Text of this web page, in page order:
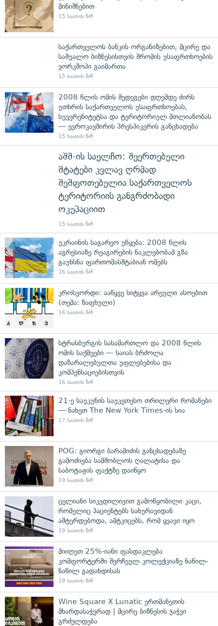
მინიშნებით
15 საათის წინ
საქართველოს ბანკის ორგანიზებით, მცირე და
საშუალო ბიზნესისთვის შრომის უსაფრთხოების
ვორკშოპი გაიმართა
15 საათის წინ
2008 წლის ომის შედეგები დღემდე ძირს
უთხრის საქართველოს უსაფრთხოებას,
სუვერენიტეტსა და ტერიტორიულ მთლიანობას
— ევროკავშირის პრესპიკერის განცხადება
15 საათის წინ
აშშ-ის საელჩო: შეერთებული
შტატები კვლავ ღრმად
შეშფოთებულია საქართველოს
ტერიტორიის განგრძობადი
ოკუპაციით
15 საათის წინ
უკრაინის საგარეო უწყება: 2008 წლის
აგრესიაზე რეაგირების ნაკლებობამ გზა
გაუხსნა ფართომასშტაბიან ომებს
16 საათის წინ
კროსვორდი: ააწყვე სიტყვა არეული ასოებით
(თემა: ზაფხული)
16 საათის წინ
სტრასბურგის სასამართლო და 2008 წლის
ომის საქმეები — საიას ბრძოლა
დაზარალებულთა უფლებებისა და
კომპენსაციებისთვის
16 საათის წინ
21-ე საუკუნის საუკეთესო თრილერი რომანები
— ნახეთ The New York Times-ის სია
17 საათის წინ
POG: გიორგი ბარამიძის განცხადებაზე
გამოძიება სამშობლოს ღალატისა და
საბოტაჟის ფაქტზე დაიწყო
19 საათის წინ
ცელიანი სიკვდილივით გამოწყობილი კაცი,
რომელიც პაციენტებს სახურავიდან
აშტერდებოდა, ამტკიცებს, რომ ყვავი იყო
19 საათის წინ
მიიღეთ 25%-იანი ფასდაკლება
კომფორტერში შერჩეულ კოლექციაზე ნაწილ-
ნაწილ გადახდისას
19 საათის წინ
Wine Square X Lunatic ერთმანეთის
მხარდასაჭერად | მცირე ბიზნესის ჯაჭვი
გრძელდება